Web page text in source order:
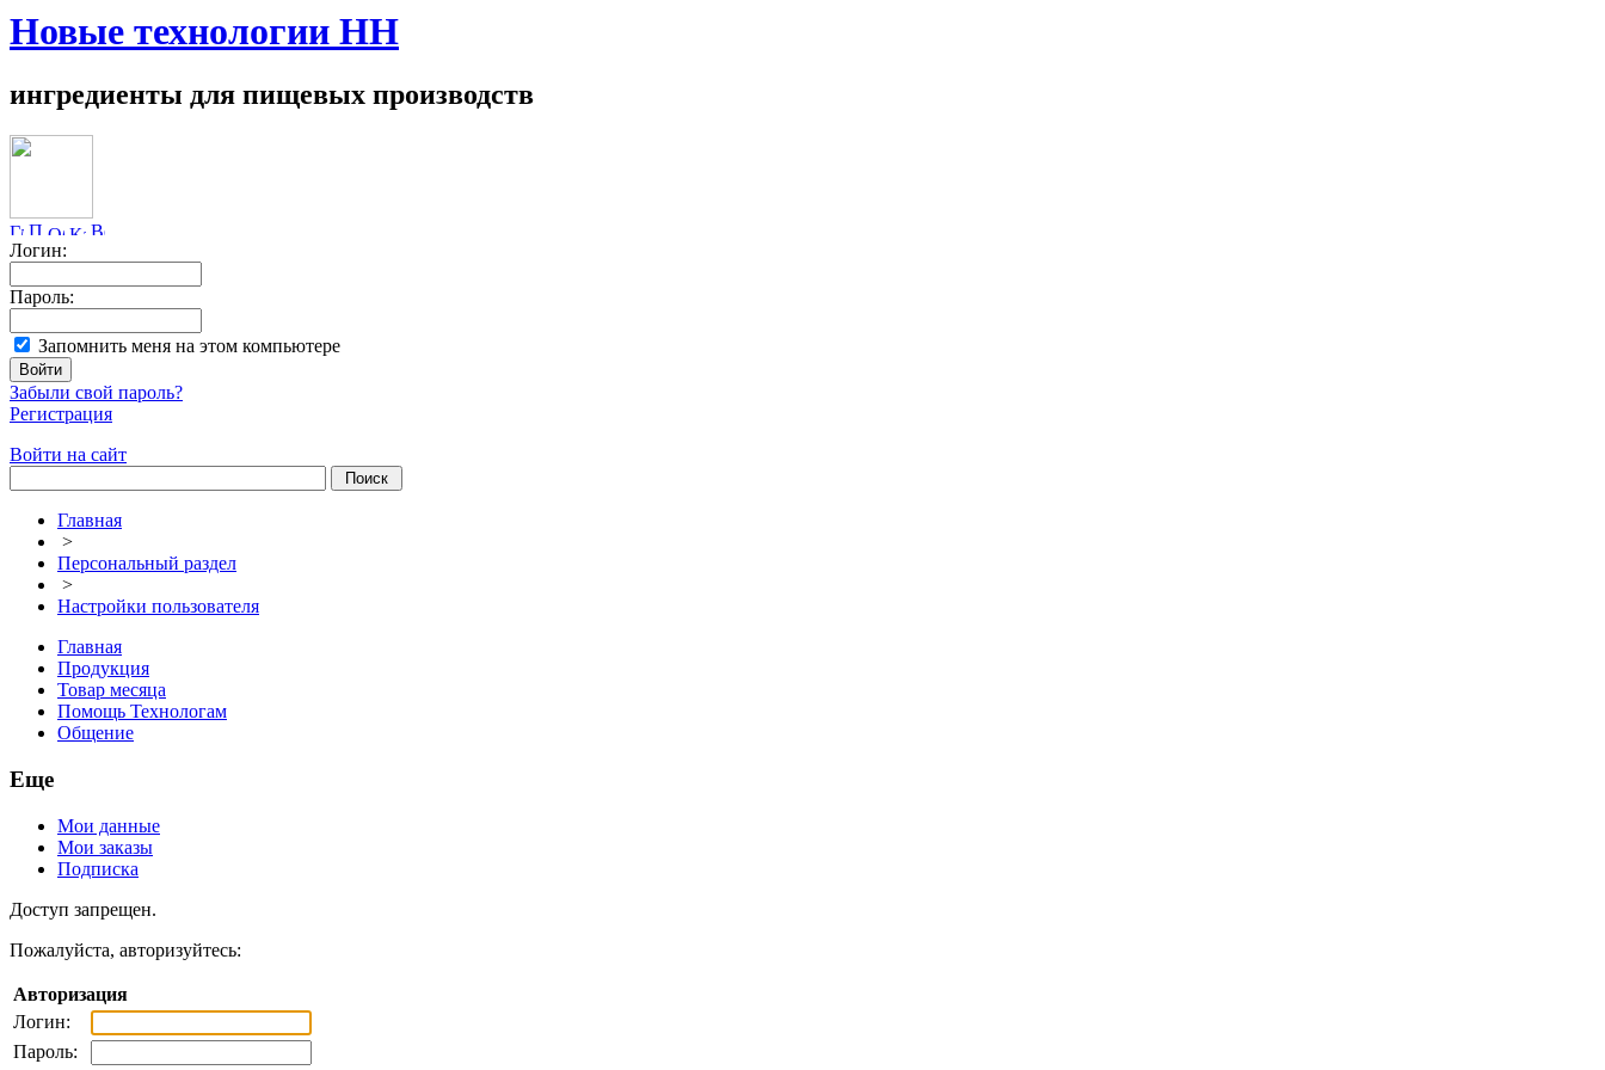
Новые технологии НН
ингредиенты для пищевых производств
Логин:
Пароль:
Запомнить меня на этом компьютере
Забыли свой пароль?
Регистрация
Войти на сайт
Главная
>
Персональный раздел
>
Настройки пользователя
Главная
Продукция
Товар месяца
Помощь Технологам
Общение
Еще
Мои данные
Мои заказы
Подписка
Доступ запрещен.
Пожалуйста, авторизуйтесь:
Авторизация
Логин:
Пароль: